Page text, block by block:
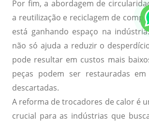
Por fim, a abordagem de
a reutilização e reciclagem de
está ganhando espaço na
não só ajuda a reduzir o
pode resultar em custos mais
peças podem ser restauradas
descartadas.
A reforma de trocadores de calor é
crucial para as indústrias que